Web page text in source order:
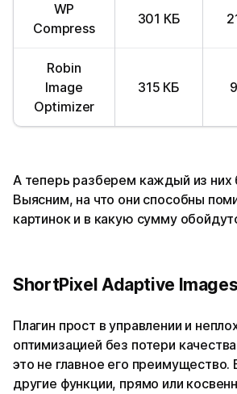
WP
Compress
301 КБ
Robin
Image
Optimizer
315 КБ
А теперь разберем каждый из них
Выясним, на что они способны
картинок и в какую сумму
ShortPixel Adaptive Images
Плагин прост в управлении и
оптимизацией без потери
это не главное его преимущество.
другие функции, прямо или